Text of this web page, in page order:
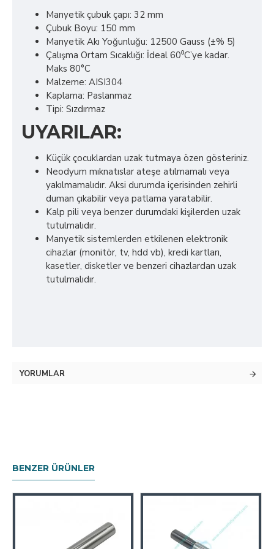
Manyetik çubuk çapı: 32 mm
Çubuk Boyu: 150 mm
Manyetik Akı Yoğunluğu: 12500 Gauss (±% 5)
Çalışma Ortam Sıcaklığı: İdeal 60⁰C’ye kadar.
Maks 80°C
Malzeme: AISI304
Kaplama: Paslanmaz
Tipi: Sızdırmaz
UYARILAR:
Küçük çocuklardan uzak tutmaya özen gösteriniz.
Neodyum mıknatıslar ateşe atılmamalı veya
yakılmamalıdır. Aksi durumda içerisinden zehirli
duman çıkabilir veya patlama yaratabilir.
Kalp pili veya benzer durumdaki kişilerden uzak
tutulmalıdır.
Manyetik sistemlerden etkilenen elektronik
cihazlar (monitör, tv, hdd vb), kredi kartları,
kasetler, disketler ve benzeri cihazlardan uzak
tutulmalıdır.
YORUMLAR
BENZER ÜRÜNLER